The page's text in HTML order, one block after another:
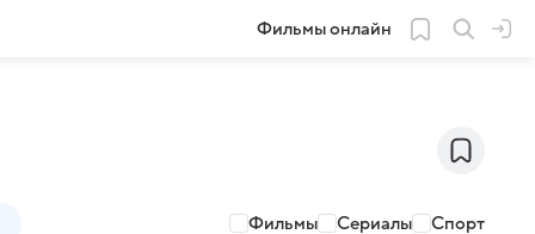
Фильмы онлайн
Фильмы Сериалы Спорт